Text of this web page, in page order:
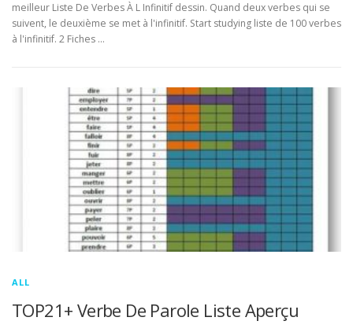
meilleur Liste De Verbes À L Infinitif dessin. Quand deux verbes qui se
suivent, le deuxième se met à l'infinitif. Start studying liste de 100 verbes
à l'infinitif. 2 Fiches …
ALL
TOP21+ Verbe De Parole Liste Aperçu